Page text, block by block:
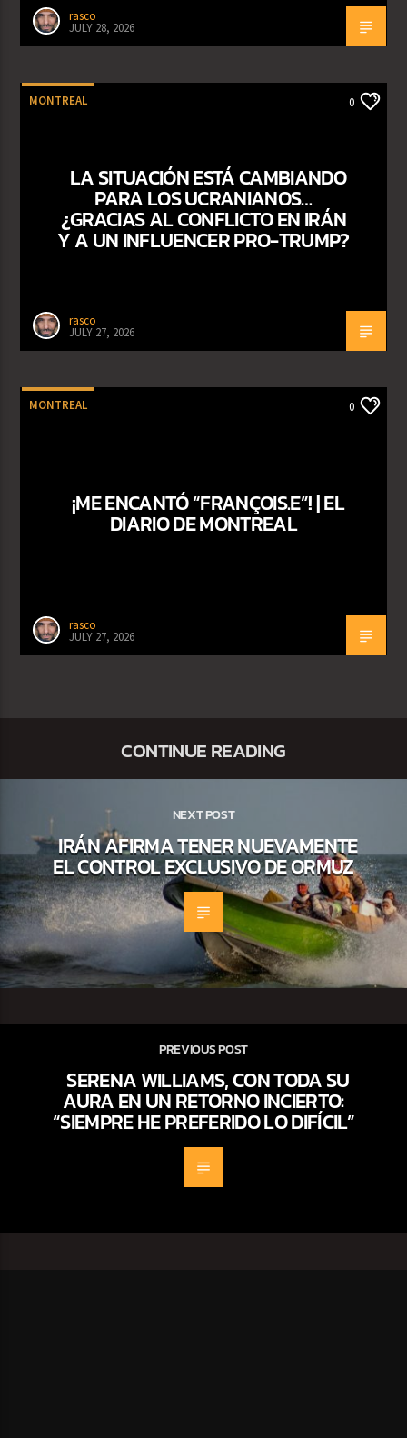
rasco
JULY 28, 2026
MONTREAL 0
LA SITUACIÓN ESTÁ CAMBIANDO
PARA LOS UCRANIANOS…
¿GRACIAS AL CONFLICTO EN IRÁN
Y A UN INFLUENCER PRO-TRUMP?
rasco
JULY 27, 2026
MONTREAL 0
¡ME ENCANTÓ “FRANÇOIS.E”! | EL
DIARIO DE MONTREAL
rasco
JULY 27, 2026
CONTINUE READING
NEXT POST
IRÁN AFIRMA TENER NUEVAMENTE
EL CONTROL EXCLUSIVO DE ORMUZ
PREVIOUS POST
SERENA WILLIAMS, CON TODA SU
AURA EN UN RETORNO INCIERTO:
“SIEMPRE HE PREFERIDO LO DIFÍCIL”